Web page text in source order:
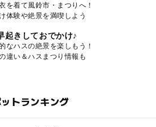
を着て風鈴市・まつりへ！
体験や絶景を満喫しよう
起きしておでかけ♪
なハスの絶景を楽しもう！
違い＆ハスまつり情報も
トランキング